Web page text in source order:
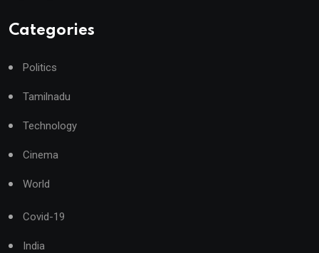
Categories
Politics
Tamilnadu
Technology
Cinema
World
Covid-19
India